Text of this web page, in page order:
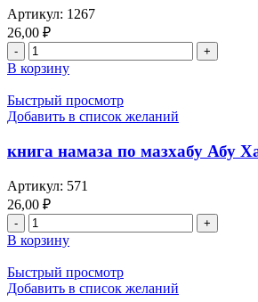
Артикул: 1267
26,00 ₽
В корзину
Быстрый просмотр
Добавить в список желаний
книга намаза по мазхабу Абу
Артикул: 571
26,00 ₽
В корзину
Быстрый просмотр
Добавить в список желаний